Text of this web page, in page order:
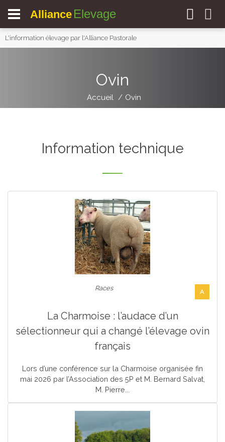
Alliance Elevage
L'information élevage par l'Alliance Pastorale
Ovin
Accueil Ovin
Information technique
A
Races
La Charmoise : l’audace d’un
sélectionneur qui a changé l’élevage ovin
français
Lors d’une conférence sur la Charmoise organisée fin
mai 2026 par l’Association des 5P et M. Bernard Salvat,
M. Pierre...